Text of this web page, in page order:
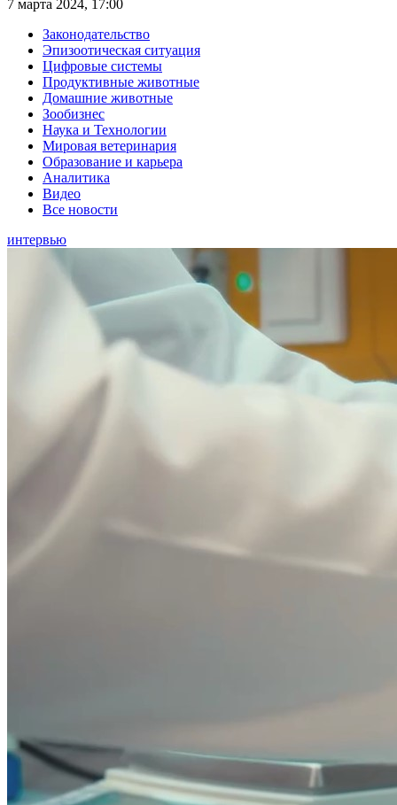
7 марта 2024, 17:00
Законодательство
Эпизоотическая ситуация
Цифровые системы
Продуктивные животные
Домашние животные
Зообизнес
Наука и Технологии
Мировая ветеринария
Образование и карьера
Аналитика
Видео
Все новости
интервью